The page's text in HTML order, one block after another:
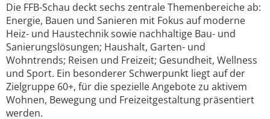
Die FFB-Schau deckt sechs zentrale Themenbereiche ab:
Energie, Bauen und Sanieren mit Fokus auf moderne
Heiz- und Haustechnik sowie nachhaltige Bau- und
Sanierungslösungen; Haushalt, Garten- und
Wohntrends; Reisen und Freizeit; Gesundheit, Wellness
und Sport. Ein besonderer Schwerpunkt liegt auf der
Zielgruppe 60+, für die spezielle Angebote zu aktivem
Wohnen, Bewegung und Freizeitgestaltung präsentiert
werden.